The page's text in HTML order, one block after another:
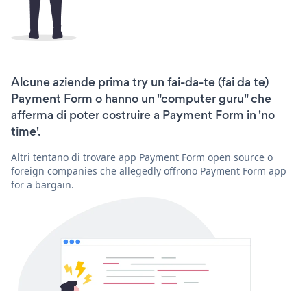
Alcune aziende prima try un fai-da-te (fai da te)
Payment Form o hanno un "computer guru" che
afferma di poter costruire a Payment Form in 'no
time'.
Altri tentano di trovare app Payment Form open source o
foreign companies che allegedly offrono Payment Form app
for a bargain.